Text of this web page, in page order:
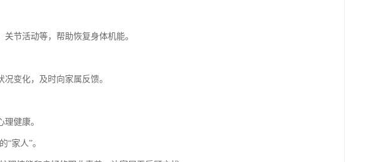
节活动等，帮助恢复身体机能。
变化，及时向家属反馈。
健康。
“家人”。